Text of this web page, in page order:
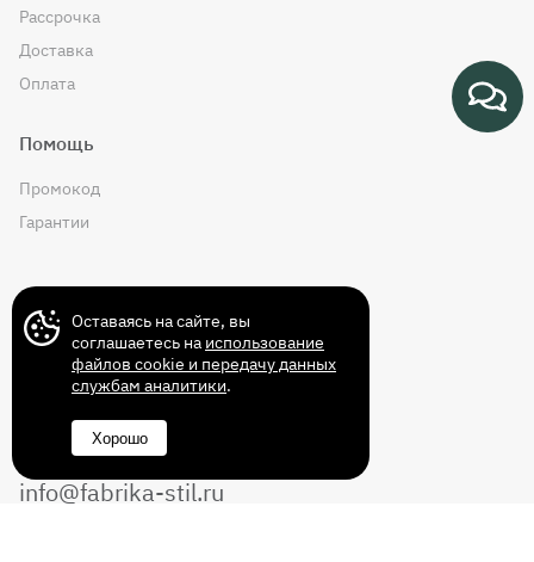
Рассрочка
Доставка
Оплата
Помощь
Промокод
Гарантии
Контакты
+7 (499) 372-43-72
8 (800) 350-14-70
info@fabrika-stil.ru
Оставаясь на сайте, вы
соглашаетесь на использование
файлов cookie и передачу данных
службам аналитики.
Хорошо